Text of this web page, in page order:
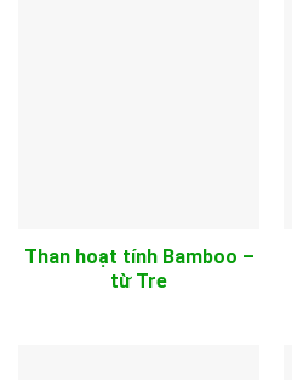
Than hoạt tính Bamboo –
từ Tre